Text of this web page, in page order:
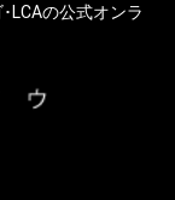
LCAの公式オンラ